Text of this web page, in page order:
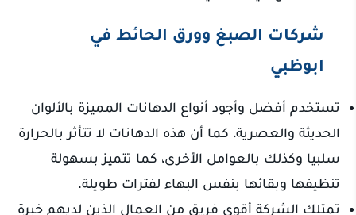
شركات الصبغ وورق الحائط في
ابوظبي
تستخدم أفضل وأجود أنواع الدهانات المميزة بالألوان
الحديثة والعصرية، كما أن هذه الدهانات لا تتأثر بالحرارة
سلبيا وكذلك بالعوامل الأخرى، كما تتميز بسهولة
تنظيفها وبقائها بنفس البهاء لفترات طويلة.
تمتلك الشركة أقوى فريق من العمال الذين لديهم خبرة